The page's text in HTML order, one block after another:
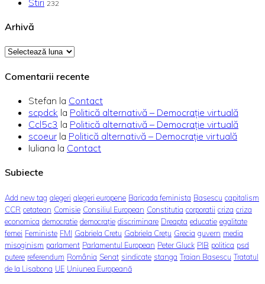
232
Arhivă
Arhivă
Comentarii recente
Stefan la Contact
scpdck la Politică alternativă – Democraţie virtuală
Ccl5c3 la Politică alternativă – Democraţie virtuală
scoeur la Politică alternativă – Democraţie virtuală
Iuliana la Contact
Subiecte
Add new tag alegeri alegeri europene Baricada feminista Basescu capitalism
CCR cetatean Comisie Consiliul European Constitutia corporatii criza criza
economica democratie democrație discriminare Dreapta educatie egalitate
femei Feministe FMI Gabriela Cretu Gabriela Crețu Grecia guvern media
misoginism parlament Parlamentul European Peter Gluck PIB politica psd
putere referendum România Senat sindicate stanga Traian Basescu Tratatul
de la Lisabona UE Uniunea Europeană